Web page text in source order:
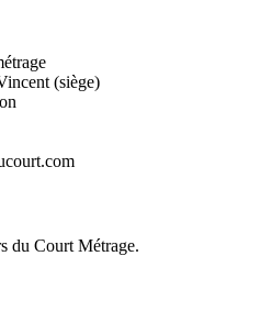
(siège)
du Court Métrage.